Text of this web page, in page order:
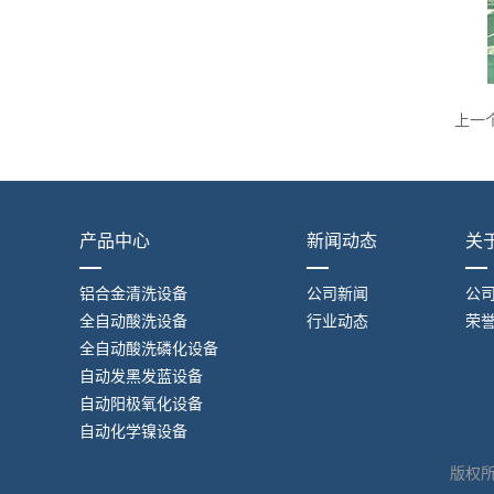
上一
产品中心
铝合金清洗设备
全自动酸洗设备
全自动酸洗磷化设备
自动发黑发蓝设备
自动阳极氧化设备
自动化学镍设备
新闻动态
公司新闻
行业动态
关
公
荣
版权